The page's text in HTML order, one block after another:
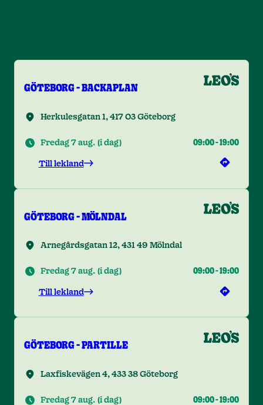
GÖTEBORG - BACKAPLAN
Herkulesgatan 1, 417 03 Göteborg
Fredag 7 aug. (i dag) 09:00-19:00
Till lekland
GÖTEBORG - MÖLNDAL
Arnegårdsgatan 12, 431 49 Mölndal
Fredag 7 aug. (i dag) 09:00-19:00
Till lekland
GÖTEBORG - PARTILLE
Laxfiskevägen 4, 433 38 Göteborg
Fredag 7 aug. (i dag) 09:00-19:00